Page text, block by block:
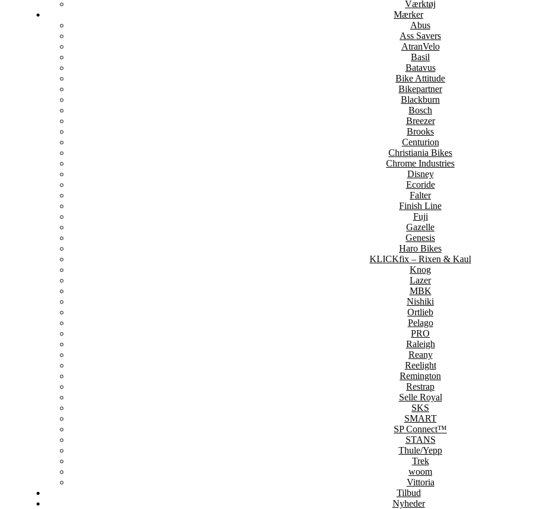
Værktøj
Mærker
Abus
Ass Savers
AtranVelo
Basil
Batavus
Bike Attitude
Bikepartner
Blackburn
Bosch
Breezer
Brooks
Centurion
Christiania Bikes
Chrome Industries
Disney
Ecoride
Falter
Finish Line
Fuji
Gazelle
Genesis
Haro Bikes
KLICKfix – Rixen & Kaul
Knog
Lazer
MBK
Nishiki
Ortlieb
Pelago
PRO
Raleigh
Reany
Reelight
Remington
Restrap
Selle Royal
SKS
SMART
SP Connect™
STANS
Thule/Yepp
Trek
woom
Vittoria
Tilbud
Nyheder